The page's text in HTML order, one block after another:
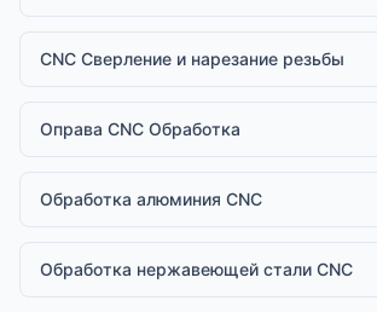
CNC Сверление и нарезание резьбы
Оправа CNC Обработка
Обработка алюминия CNC
Обработка нержавеющей стали CNC